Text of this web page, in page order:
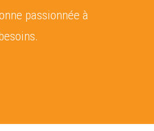
passionnée à